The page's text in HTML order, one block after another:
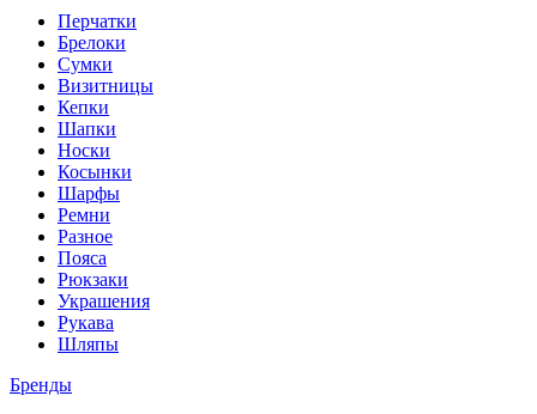
Перчатки
Брелоки
Сумки
Визитницы
Кепки
Шапки
Носки
Косынки
Шарфы
Ремни
Разное
Пояса
Рюкзаки
Украшения
Рукава
Шляпы
Бренды